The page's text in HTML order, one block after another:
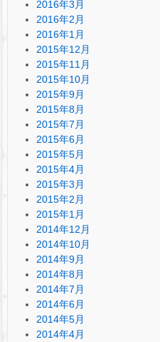
2016年3月
2016年2月
2016年1月
2015年12月
2015年11月
2015年10月
2015年9月
2015年8月
2015年7月
2015年6月
2015年5月
2015年4月
2015年3月
2015年2月
2015年1月
2014年12月
2014年10月
2014年9月
2014年8月
2014年7月
2014年6月
2014年5月
2014年4月